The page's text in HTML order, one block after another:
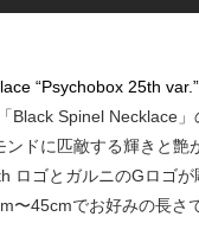
“Psychobox 25th var.”
Black Spinel Necklace
ドに匹敵する輝きと艶
ゴとガルニのGロゴが
〜45cmでお好みの長